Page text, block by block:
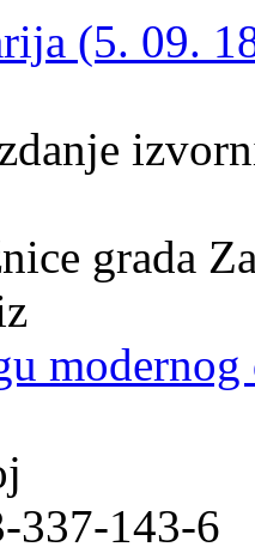
(5. 09.
grada
modernog
337-143-6